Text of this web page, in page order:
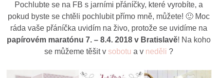
Pochlubte se na FB s jarními přáníčky, které vyrobíte, a
pokud byste se chtěli pochlubit přímo mně, můžete! 🙂 Moc
ráda vaše přáníčka uvidím na živo, protože se uvidíme na
papírovém maratónu 7. – 8.4. 2018 v Bratislavě! Na koho
se můžeme těšit v sobotu a v neděli ?